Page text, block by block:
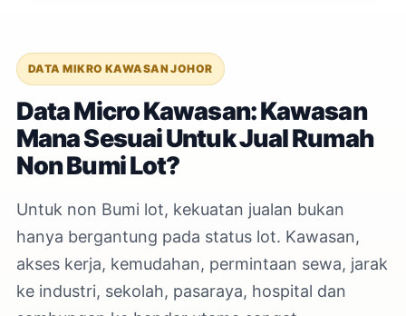
DATA MIKRO KAWASAN JOHOR
Data Micro Kawasan: Kawasan
Mana Sesuai Untuk Jual Rumah
Non Bumi Lot?
Untuk non Bumi lot, kekuatan jualan bukan
hanya bergantung pada status lot. Kawasan,
akses kerja, kemudahan, permintaan sewa, jarak
ke industri, sekolah, pasaraya, hospital dan